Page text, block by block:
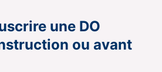
une DO
ou avant